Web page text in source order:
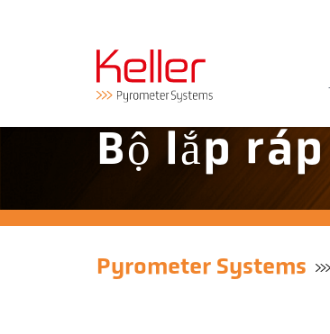
Bộ lắp
Pyrometer Systems